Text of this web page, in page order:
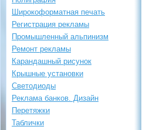
Широкоформатная печать
Регистрация рекламы
Промышленный альпинизм
Ремонт рекламы
Карандашный рисунок
Крышные установки
Светодиоды
Реклама банков. Дизайн
Перетяжки
Таблички